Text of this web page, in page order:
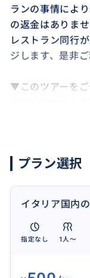
ランの事情によ
の返金はありませ
レストラン同行
ジします、是非ご
▼このツアーをご
https://
プラン選択
イタリア国内
指定なし 1人〜